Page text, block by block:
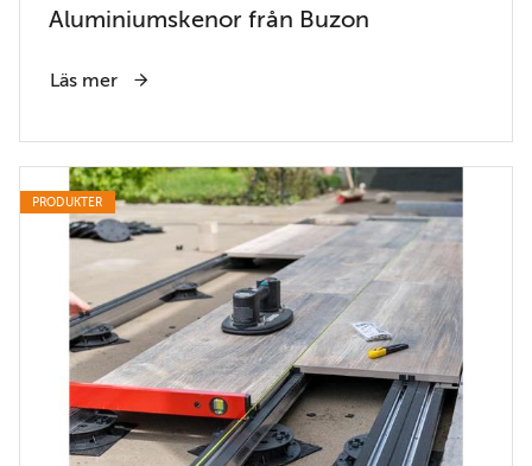
Aluminiumskenor från Buzon
Läs mer
PRODUKTER